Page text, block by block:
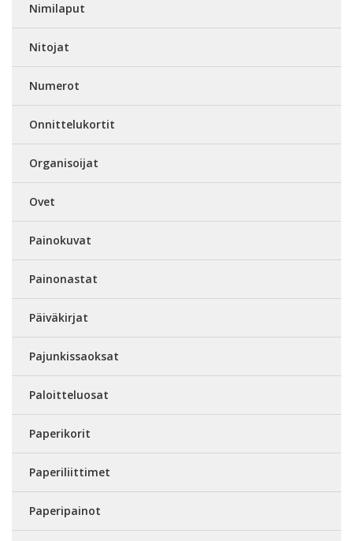
Nimilaput
Nitojat
Numerot
Onnittelukortit
Organisoijat
Ovet
Painokuvat
Painonastat
Päiväkirjat
Pajunkissaoksat
Paloitteluosat
Paperikorit
Paperiliittimet
Paperipainot